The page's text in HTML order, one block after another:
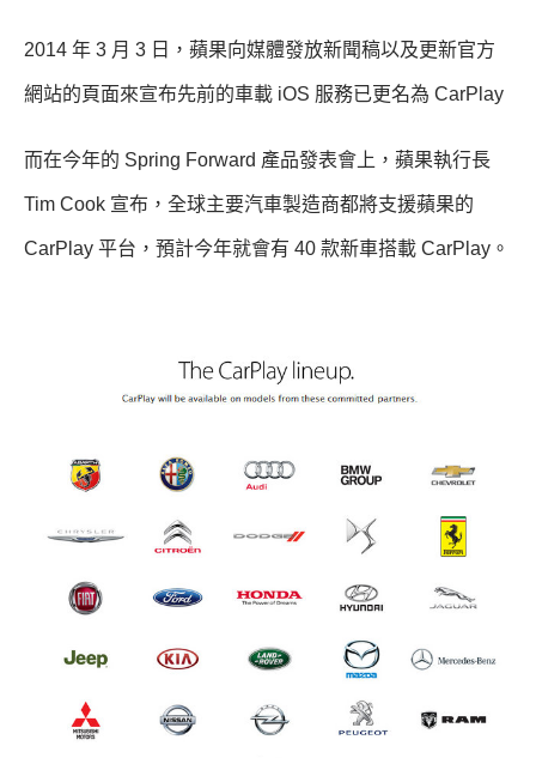
2014 年 3 月 3 日，蘋果向媒體發放新聞稿以及更新官方
網站的頁面來宣布先前的車載 iOS 服務已更名為 CarPlay
而在今年的 Spring Forward 產品發表會上，蘋果執行長
Tim Cook 宣布，全球主要汽車製造商都將支援蘋果的
CarPlay 平台，預計今年就會有 40 款新車搭載 CarPlay。